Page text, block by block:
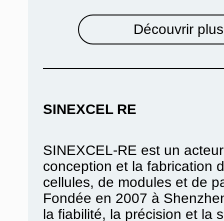
Découvrir
SINEXCEL RE
SINEXCEL-RE est un
conception et la fabrication
cellules, de modules et de
Fondée en 2007 à
la fiabilité, la précision et la